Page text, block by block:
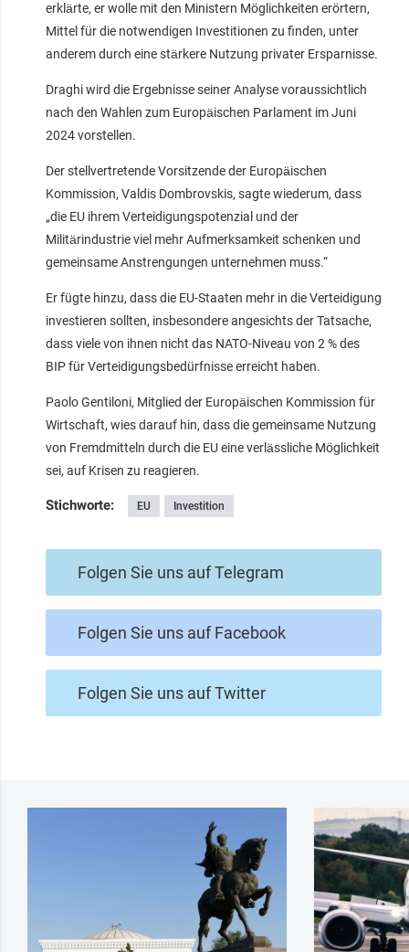
erklärte, er wolle mit den Ministern Möglichkeiten erörtern,
Mittel für die notwendigen Investitionen zu finden, unter
anderem durch eine stärkere Nutzung privater Ersparnisse.
Draghi wird die Ergebnisse seiner Analyse voraussichtlich
nach den Wahlen zum Europäischen Parlament im Juni
2024 vorstellen.
Der stellvertretende Vorsitzende der Europäischen
Kommission, Valdis Dombrovskis, sagte wiederum, dass
„die EU ihrem Verteidigungspotenzial und der
Militärindustrie viel mehr Aufmerksamkeit schenken und
gemeinsame Anstrengungen unternehmen muss.“
Er fügte hinzu, dass die EU-Staaten mehr in die Verteidigung
investieren sollten, insbesondere angesichts der Tatsache,
dass viele von ihnen nicht das NATO-Niveau von 2 % des
BIP für Verteidigungsbedürfnisse erreicht haben.
Paolo Gentiloni, Mitglied der Europäischen Kommission für
Wirtschaft, wies darauf hin, dass die gemeinsame Nutzung
von Fremdmitteln durch die EU eine verlässliche Möglichkeit
sei, auf Krisen zu reagieren.
Stichworte: EU Investition
Folgen Sie uns auf Telegram
Folgen Sie uns auf Facebook
Folgen Sie uns auf Twitter